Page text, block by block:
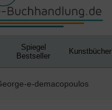
Spiegel
Bestseller
Kunstbücher
e-demacopoulos